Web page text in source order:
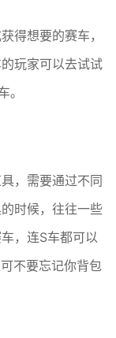
得想要的赛车，
玩家可以去试试
。
，需要通过不同
时候，往往一些
，连S车都可以
不要忘记你背包